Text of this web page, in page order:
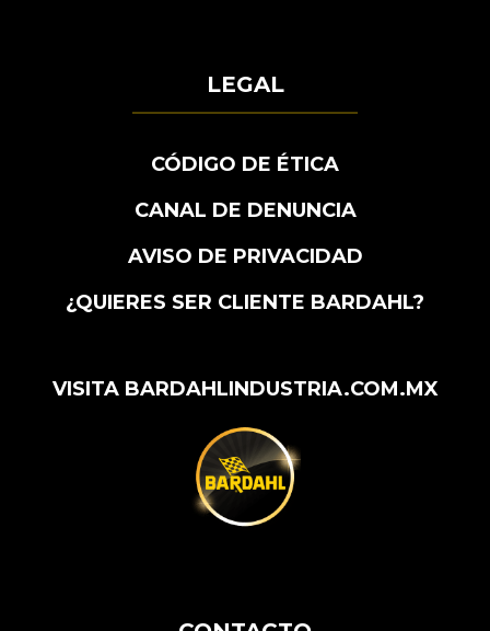
LEGAL
CÓDIGO DE ÉTICA
CANAL DE DENUNCIA
AVISO DE PRIVACIDAD
¿QUIERES SER CLIENTE BARDAHL?
VISITA BARDAHLINDUSTRIA.COM.MX